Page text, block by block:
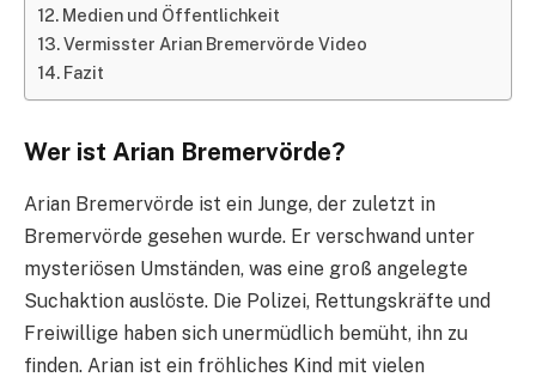
Medien und Öffentlichkeit
Vermisster Arian Bremervörde Video
Fazit
Wer ist Arian Bremervörde?
Arian Bremervörde ist ein Junge, der zuletzt in
Bremervörde gesehen wurde. Er verschwand unter
mysteriösen Umständen, was eine groß angelegte
Suchaktion auslöste. Die Polizei, Rettungskräfte und
Freiwillige haben sich unermüdlich bemüht, ihn zu
finden. Arian ist ein fröhliches Kind mit vielen